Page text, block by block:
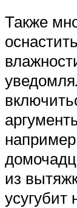
Также
из
усугубит